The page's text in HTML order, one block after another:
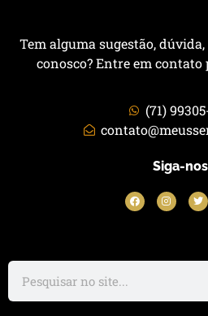
Tem alguma sugestão,
conosco? Entre em contato
(71)
Siga-